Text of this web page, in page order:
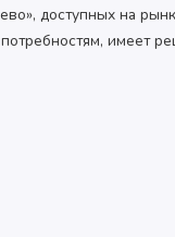
доступных на
имеет